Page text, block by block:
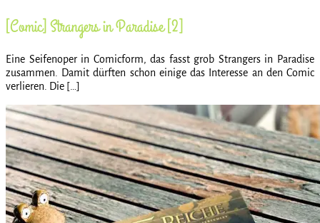
[Comic] Strangers in Paradise [2]
Eine Seifenoper in Comicform, das fasst grob Strangers in Paradise
zusammen. Damit dürften schon einige das Interesse an den Comic
verlieren. Die […]